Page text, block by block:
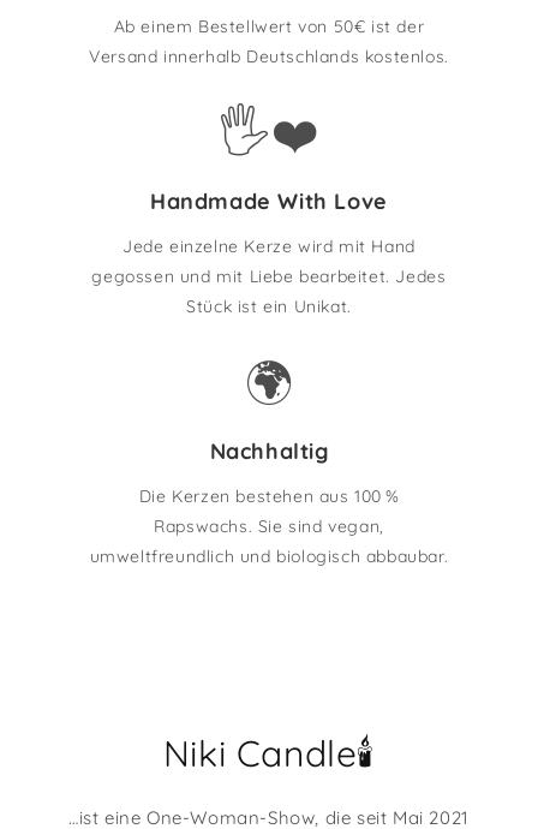
Ab einem Bestellwert von 50€ ist der
Versand innerhalb Deutschlands kostenlos.
🖐️❤️
Handmade With Love
Jede einzelne Kerze wird mit Hand
gegossen und mit Liebe bearbeitet. Jedes
Stück ist ein Unikat.
🌍
Nachhaltig
Die Kerzen bestehen aus 100 %
Rapswachs. Sie sind vegan,
umweltfreundlich und biologisch abbaubar.
Niki Candle🕯️
…ist eine One-Woman-Show, die seit Mai 2021